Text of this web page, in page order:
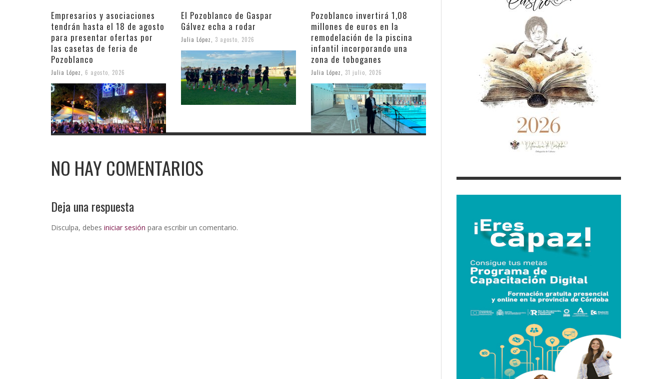
Empresarios y asociaciones
tendrán hasta el 18 de agosto
para presentar ofertas por
las casetas de feria de
Pozoblanco
Julia López 6 agosto, 2026
El Pozoblanco de Gaspar
Gálvez echa a rodar
Julia López 3 agosto, 2026
Pozoblanco invertirá 1,08
millones de euros en la
remodelación de la piscina
infantil incorporando una
zona de toboganes
Julia López 31 julio, 2026
NO HAY COMENTARIOS
Deja una respuesta
Disculpa, debes iniciar sesión para escribir un comentario.